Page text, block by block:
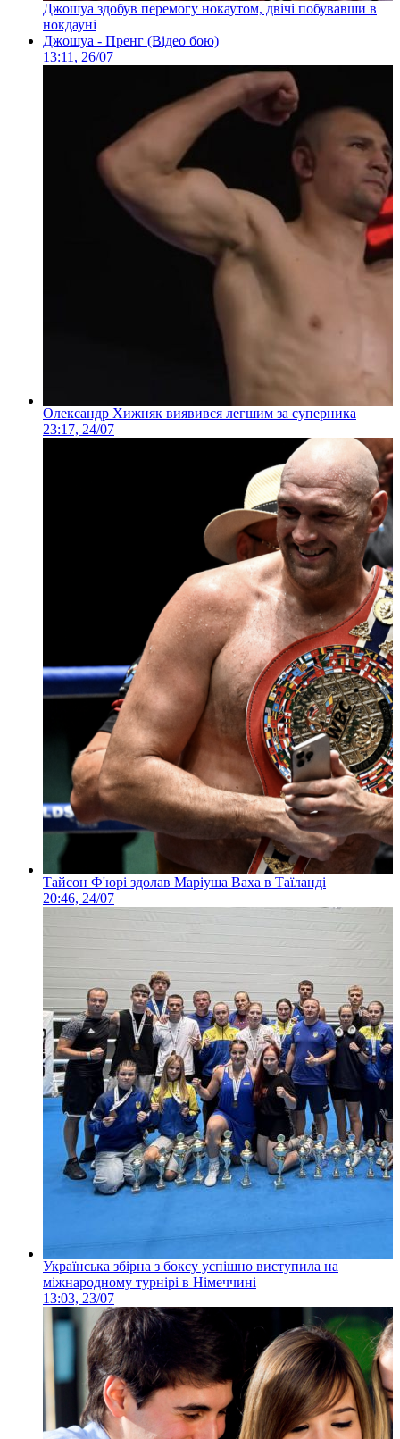
Джошуа здобув перемогу нокаутом, двічі побувавши в
нокдауні
Джошуа - Пренг (Відео бою)
13:11, 26/07
Олександр Хижняк виявився легшим за суперника
23:17, 24/07
Тайсон Ф'юрі здолав Маріуша Ваха в Таїланді
20:46, 24/07
Українська збірна з боксу успішно виступила на
міжнародному турнірі в Німеччині
13:03, 23/07